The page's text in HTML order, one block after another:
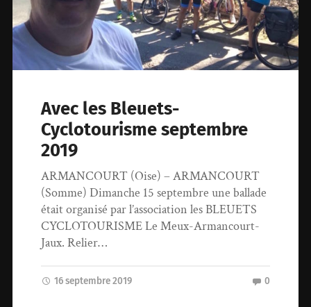
Avec les Bleuets-
Cyclotourisme septembre
2019
ARMANCOURT (Oise) – ARMANCOURT
(Somme) Dimanche 15 septembre une ballade
était organisé par l’association les BLEUETS
CYCLOTOURISME Le Meux-Armancourt-
Jaux. Relier…
16 septembre 2019 0